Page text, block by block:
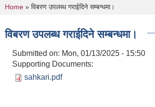
You are here
Home » विबरण उपलब्ध गराईदिने सम्बन्धमा।
विबरण उपलब्ध गराईदिने सम्बन्धमा।
Submitted on: Mon, 01/13/2025 - 15:50
Supporting Documents:
sahkari.pdf